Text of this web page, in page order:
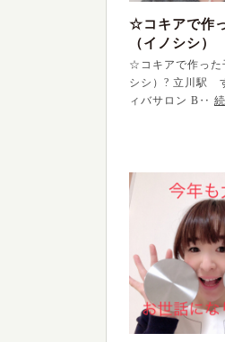
☆コキアで作
（イノシシ）
☆コキアで作った
シシ）? 立川駅
ィバサロン B‥